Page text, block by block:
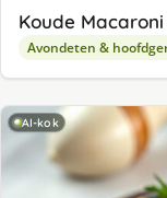
Koude
Avondeten &
AI-kok